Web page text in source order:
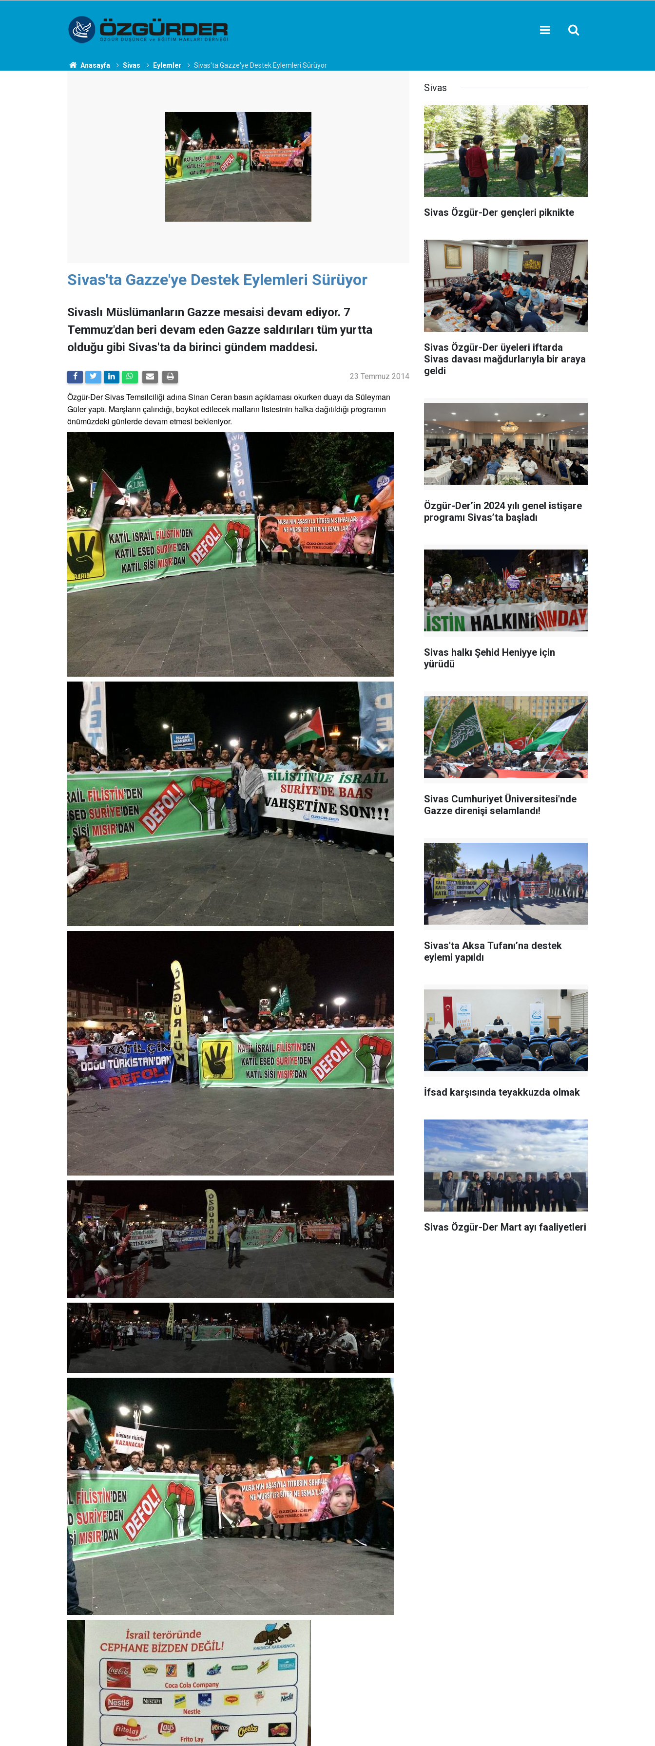
Anasayfa Sivas Eylemler Sivas'ta Gazze'ye Destek Eylemleri Sürüyor
Sivas'ta Gazze'ye Destek Eylemleri Sürüyor
Sivaslı Müslümanların Gazze mesaisi devam ediyor. 7
Temmuz'dan beri devam eden Gazze saldırıları tüm yurtta
olduğu gibi Sivas'ta da birinci gündem maddesi.
23 Temmuz 2014
Özgür-Der Sivas Temsilciliği adına Sinan Ceran basın açıklaması okurken duayı da Süleyman
Güler yaptı. Marşların çalındığı, boykot edilecek malların listesinin halka dağıtıldığı programın
önümüzdeki günlerde devam etmesi bekleniyor.
Sivas
Sivas Özgür-Der gençleri piknikte
Sivas Özgür-Der üyeleri iftarda
Sivas davası mağdurlarıyla bir araya
geldi
Özgür-Der’in 2024 yılı genel istişare
programı Sivas’ta başladı
Sivas halkı Şehid Heniyye için
yürüdü
Sivas Cumhuriyet Üniversitesi'nde
Gazze direnişi selamlandı!
Sivas'ta Aksa Tufanı’na destek
eylemi yapıldı
İfsad karşısında teyakkuzda olmak
Sivas Özgür-Der Mart ayı faaliyetleri